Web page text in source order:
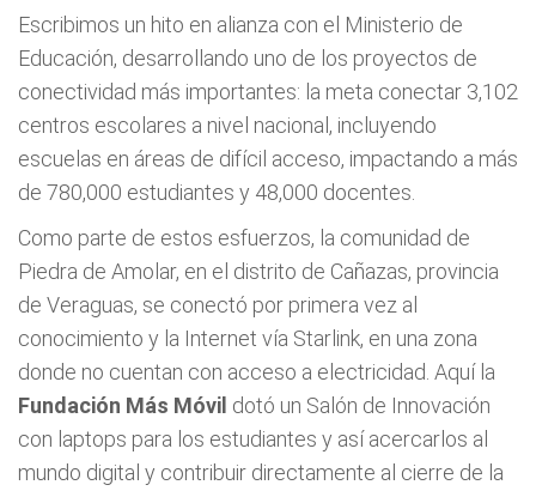
Escribimos un hito en alianza con el Ministerio de
Educación, desarrollando uno de los proyectos de
conectividad más importantes: la meta conectar 3,102
centros escolares a nivel nacional, incluyendo
escuelas en áreas de difícil acceso, impactando a más
de 780,000 estudiantes y 48,000 docentes.
Como parte de estos esfuerzos, la comunidad de
Piedra de Amolar, en el distrito de Cañazas, provincia
de Veraguas, se conectó por primera vez al
conocimiento y la Internet vía Starlink, en una zona
donde no cuentan con acceso a electricidad. Aquí la
Fundación Más Móvil dotó un Salón de Innovación
con laptops para los estudiantes y así acercarlos al
mundo digital y contribuir directamente al cierre de la